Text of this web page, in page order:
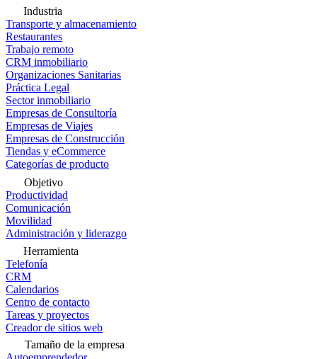
Industria
Transporte y almacenamiento
Restaurantes
Trabajo remoto
CRM inmobiliario
Organizaciones Sanitarias
Práctica Legal
Sector inmobiliario
Empresas de Consultoría
Empresas de Viajes
Empresas de Construcción
Tiendas y eCommerce
Categorías de producto
Objetivo
Productividad
Comunicación
Movilidad
Administración y liderazgo
Herramienta
Telefonía
CRM
Calendarios
Centro de contacto
Tareas y proyectos
Creador de sitios web
Tamaño de la empresa